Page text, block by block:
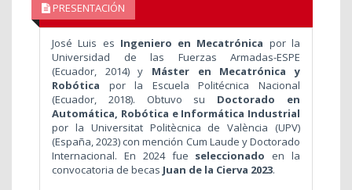
PRESENTACIÓN
José Luis es Ingeniero en Mecatrónica por la
Universidad de las Fuerzas Armadas-ESPE
(Ecuador, 2014) y Máster en Mecatrónica y
Robótica por la Escuela Politécnica Nacional
(Ecuador, 2018). Obtuvo su Doctorado en
Automática, Robótica e Informática Industrial
por la Universitat Politècnica de València (UPV)
(España, 2023) con mención Cum Laude y Doctorado
Internacional. En 2024 fue seleccionado en la
convocatoria de becas Juan de la Cierva 2023.